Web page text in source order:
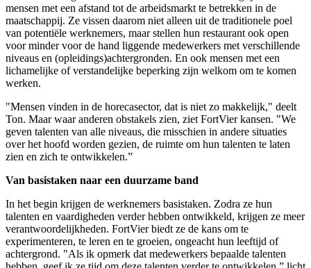
mensen met een afstand tot de arbeidsmarkt te betrekken in de
maatschappij. Ze vissen daarom niet alleen uit de traditionele poel
van potentiële werknemers, maar stellen hun restaurant ook open
voor minder voor de hand liggende medewerkers met verschillende
niveaus en (opleidings)achtergronden. En ook mensen met een
lichamelijke of verstandelijke beperking zijn welkom om te komen
werken.
"Mensen vinden in de horecasector, dat is niet zo makkelijk," deelt
Ton. Maar waar anderen obstakels zien, ziet FortVier kansen. "We
geven talenten van alle niveaus, die misschien in andere situaties
over het hoofd worden gezien, de ruimte om hun talenten te laten
zien en zich te ontwikkelen.”
Van basistaken naar een duurzame band
In het begin krijgen de werknemers basistaken. Zodra ze hun
talenten en vaardigheden verder hebben ontwikkeld, krijgen ze meer
verantwoordelijkheden. FortVier biedt ze de kans om te
experimenteren, te leren en te groeien, ongeacht hun leeftijd of
achtergrond. "Als ik opmerk dat medewerkers bepaalde talenten